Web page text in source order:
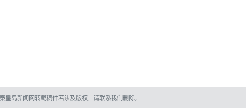
岛新闻网转载稿件若涉及版权，请联系我们删除。